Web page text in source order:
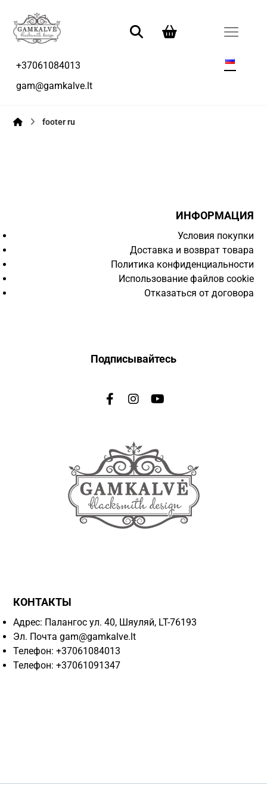
+37061084013
gam@gamkalve.lt
footer ru
ИНФОРМАЦИЯ
Условия покупки
Доставка и возврат товара
Политика конфиденциальности
Использование файлов cookie
Отказаться от договора
Подписывайтесь
КОНТАКТЫ
Адрес: Палангос ул. 40, Шяуляй, LT-76193
Эл. Почтаgam@gamkalve.lt
Телефон: +37061084013
Телефон: +37061091347